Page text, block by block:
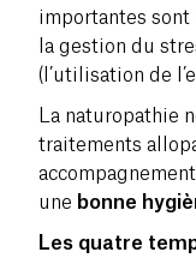
importantes sont
la gestion du
(l’utilisation de
La naturopathie
traitements
une bonne
Les quatre